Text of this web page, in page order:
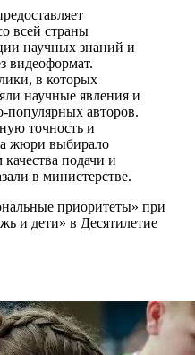
всей страны
научных знаний и
видеоформат.
в которых
научные явления и
популярных авторов.
точность и
а жюри выбирало
подачи и
в министерстве.
приоритеты» при
и дети» в Десятилетие